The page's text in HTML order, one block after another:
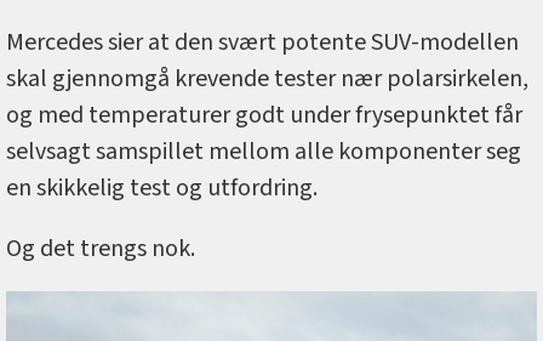
Mercedes sier at den svært potente SUV-modellen
skal gjennomgå krevende tester nær polarsirkelen,
og med temperaturer godt under frysepunktet får
selvsagt samspillet mellom alle komponenter seg
en skikkelig test og utfordring.
Og det trengs nok.